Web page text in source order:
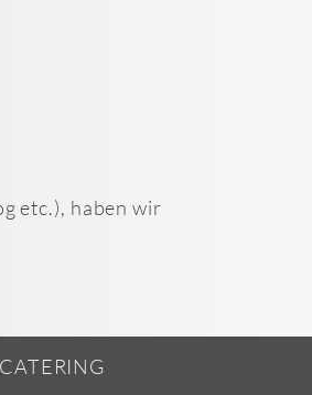
etc.), haben wir
CATERING